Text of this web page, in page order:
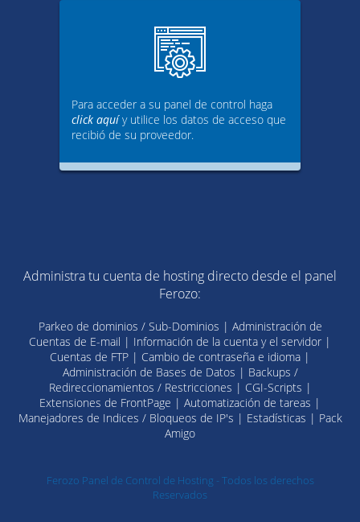
Para acceder a su panel de control haga
click aquíy utilice los datos de acceso que
recibió de su proveedor.
Administra tu cuenta de hosting directo desde el panel
Ferozo:
Parkeo de dominios / Sub-Dominios | Administración de
Cuentas de E-mail | Información de la cuenta y el servidor |
Cuentas de FTP | Cambio de contraseña e idioma |
Administración de Bases de Datos | Backups /
Redireccionamientos / Restricciones | CGI-Scripts |
Extensiones de FrontPage | Automatización de tareas |
Manejadores de Indices / Bloqueos de IP's | Estadísticas | Pack
Amigo
Ferozo Panel de Control de Hosting - Todos los derechos
Reservados